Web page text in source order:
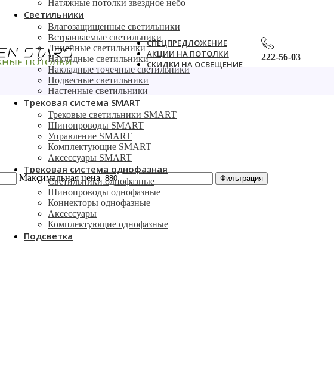
СПЕЦПРЕДЛОЖЕНИЕ
АКЦИИ НА ПОТОЛКИ
СКИДКИ НА ОСВЕЩЕНИЕ
222-56-03
Натяжные потолки звездное небо
Светильники
Влагозащищенные светильники
Встраиваемые светильники
Линейные светильники
Накладные светильники
Накладные точечные светильники
Подвесные светильники
Настенные светильники
Трековая система SMART
Трековые светильники SMART
Шинопроводы SMART
Управление SMART
Комплектующие SMART
Аксессуары SMART
Трековая система однофазная
Светильники однофазные
Шинопроводы однофазные
Коннекторы однофазные
Аксессуары
Комплектующие однофазные
Подсветка
Максимальная цена Фильтрация